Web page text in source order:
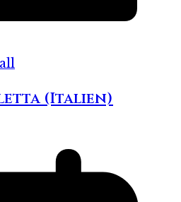
(Italien)